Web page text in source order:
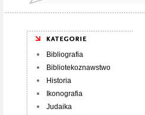
Bibliografia
Bibliotekoznawstwo
Historia
Ikonografia
Judaika